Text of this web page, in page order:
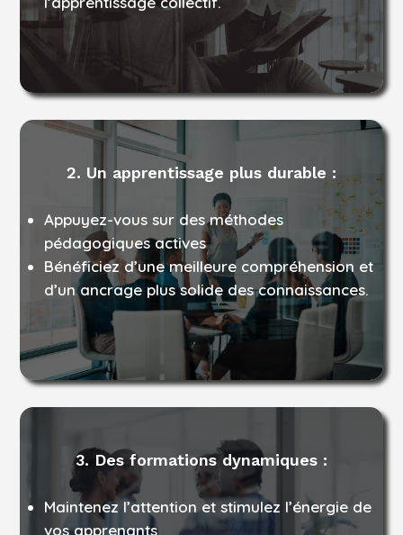
2. Un apprentissage plus durable :
Appuyez-vous sur des méthodes
pédagogiques actives
Bénéficiez d’une meilleure compréhension et
d’un ancrage plus solide des connaissances.
3. Des formations dynamiques :
Maintenez l’attention et stimulez l’énergie de
vos apprenants